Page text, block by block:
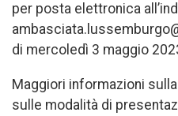
per posta elettronica
di mercoledì 3 maggio
Maggiori informazioni
sulle modalità di